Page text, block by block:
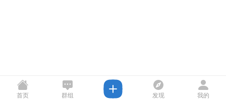
首页 群组 发现 我的